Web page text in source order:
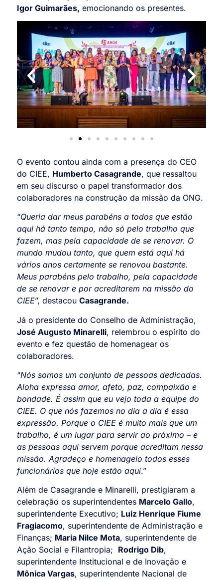
Igor Guimarães, emocionando os presentes.
O evento contou ainda com a presença do CEO
do CIEE, Humberto Casagrande, que ressaltou
em seu discurso o papel transformador dos
colaboradores na construção da missão da ONG.
“Queria dar meus parabéns a todos que estão
aqui há tanto tempo, não só pelo trabalho que
fazem, mas pela capacidade de se renovar. O
mundo mudou tanto, que quem está aqui há
vários anos certamente se renovou bastante.
Meus parabéns pelo trabalho, pela capacidade
de se renovar e por acreditarem na missão do
CIEE”, destacou Casagrande.
Já o presidente do Conselho de Administração,
José Augusto Minarelli, relembrou o espírito do
evento e fez questão de homenagear os
colaboradores.
“Nós somos um conjunto de pessoas dedicadas.
Aloha expressa amor, afeto, paz, compaixão e
bondade. É assim que eu vejo toda a equipe do
CIEE. O que nós fazemos no dia a dia é essa
expressão. Porque o CIEE é muito mais que um
trabalho, é um lugar para servir ao próximo – e
as pessoas aqui servem porque acreditam nessa
missão. Agradeço e homenageio todos esses
funcionários que hoje estão aqui.”
Além de Casagrande e Minarelli, prestigiaram a
celebração os superintendentes Marcelo Gallo,
superintendente Executivo; Luiz Henrique Fiume
Fragiacomo, superintendente de Administração e
Finanças; Maria Nilce Mota, superintendente de
Ação Social e Filantropia; Rodrigo Dib,
superintendente Institucional e de Inovação e
Mônica Vargas, superintendente Nacional de